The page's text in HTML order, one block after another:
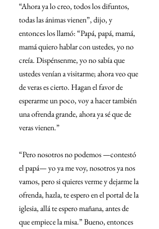
“Ahora ya lo creo, todos los difuntos,
todas las ánimas vienen”, dijo, y
entonces los llamó: “Papá, papá, mamá,
mamá quiero hablar con ustedes, yo no
creía. Dispénsenme, yo no sabía que
ustedes venían a visitarme; ahora veo que
de veras es cierto. Hagan el favor de
esperarme un poco, voy a hacer también
una ofrenda grande, ahora ya sé que de
veras vienen.”
“Pero nosotros no podemos —contestó
el papá— yo ya me voy, nosotros ya nos
vamos, pero si quieres verme y dejarme la
ofrenda, hazla, te espero en el portal de la
iglesia, allá te espero mañana, antes de
que empiece la misa.” Bueno, entonces